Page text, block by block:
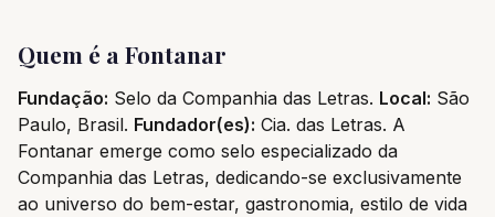
Quem é a Fontanar
Fundação: Selo da Companhia das Letras. Local: São
Paulo, Brasil. Fundador(es): Cia. das Letras. A
Fontanar emerge como selo especializado da
Companhia das Letras, dedicando-se exclusivamente
ao universo do bem-estar, gastronomia, estilo de vida